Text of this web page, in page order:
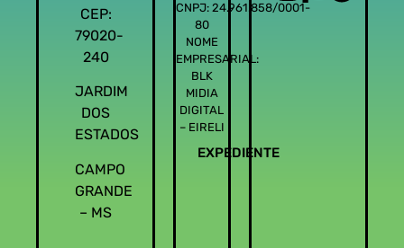
CEP:
79020-
240
JARDIM
DOS
ESTADOS
CAMPO
GRANDE
– MS
CNPJ: 24.961.858/0001-
80
NOME
EMPRESARIAL:
BLK
MIDIA
DIGITAL
– EIRELI
EXPEDIENTE